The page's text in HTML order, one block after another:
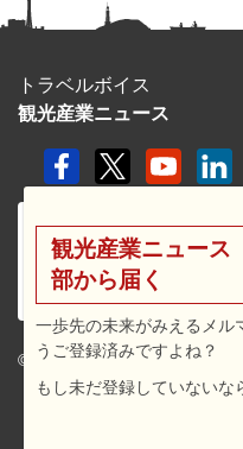
トラベルボイス
観光産業ニュース
© 2026 travel voice.
観光産業ニュース
部から届く
一歩先の未来がみえるメル
うご登録済みですよね？
もし未だ登録していないな